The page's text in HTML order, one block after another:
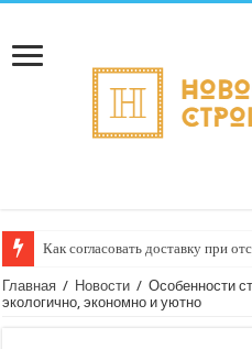
Как согласовать доставку при
Главная / Новости / Особенности
экологично, экономно и уютно